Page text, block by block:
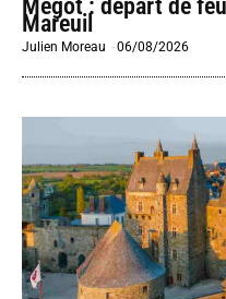
Mégot : départ de
Mareuil
Julien Moreau -06/08/2026